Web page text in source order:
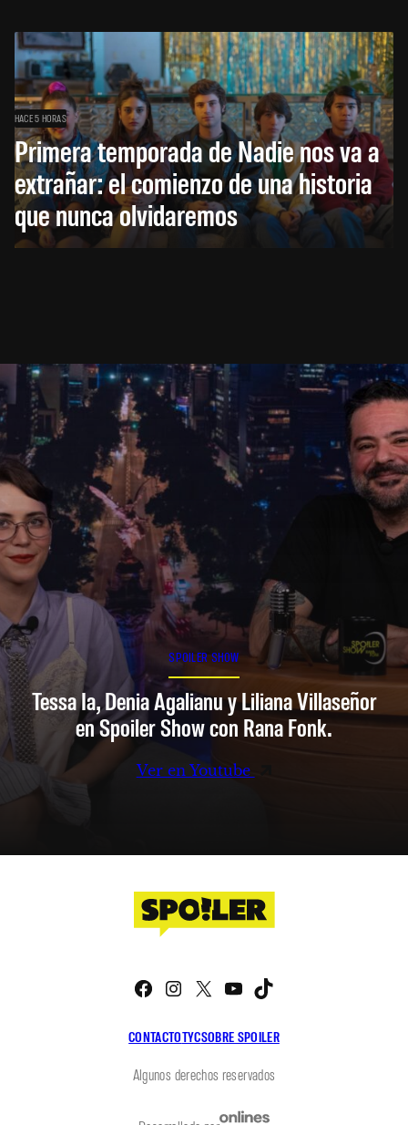
HACE 5 HORAS
Primera temporada de Nadie nos va a
extrañar: el comienzo de una historia
que nunca olvidaremos
SPOILER SHOW
Tessa Ia, Denia Agalianu y Liliana Villaseñor
en Spoiler Show con Rana Fonk.
Ver en Youtube
CONTACTOTYCSOBRE SPOILER
Facebook
Instagram
X YouTube
Algunos derechos reservados